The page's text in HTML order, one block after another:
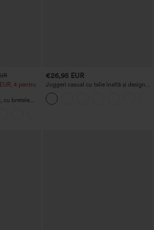
4 pentru
cu bretele
evazate și
€26,95 EUR
Joggeri casual cu talie înaltă și design
încrucișat, cu buzunare și cordon